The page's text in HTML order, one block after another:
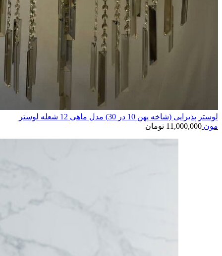
لوستر پذیرایی (شاخه پهن 10 در 30) مدل ماهی 12 شعله لوستر
مون 11,000,000 تومان